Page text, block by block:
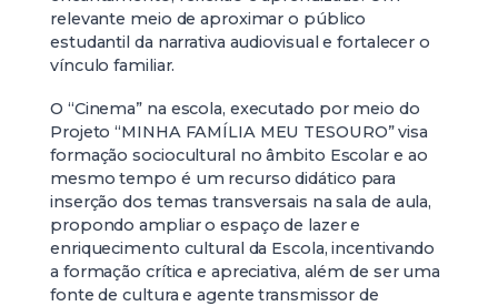
relevante meio de aproximar o público
estudantil da narrativa audiovisual e fortalecer o
vínculo familiar.
O “Cinema” na escola, executado por meio do
Projeto “MINHA FAMÍLIA MEU TESOURO” visa
formação sociocultural no âmbito Escolar e ao
mesmo tempo é um recurso didático para
inserção dos temas transversais na sala de aula,
propondo ampliar o espaço de lazer e
enriquecimento cultural da Escola, incentivando
a formação crítica e apreciativa, além de ser uma
fonte de cultura e agente transmissor de